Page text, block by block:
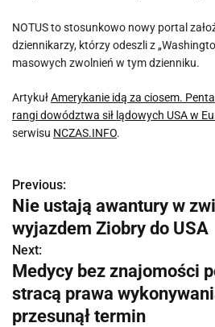
NOTUS to stosunkowo nowy portal
dziennikarzy, którzy odeszli z
masowych zwolnień w tym dzienniku.
ArtykułAmerykanie idą za ciosem.
rangi dowództwa sił lądowych USA w
serwisu NCZAS.INFO.
N
a
w
i
g
Previous:
Nie ustają awantury w
wyjazdem Ziobry do USA
Next:
Medycy bez znajomości
stracą prawa
przesunął termin